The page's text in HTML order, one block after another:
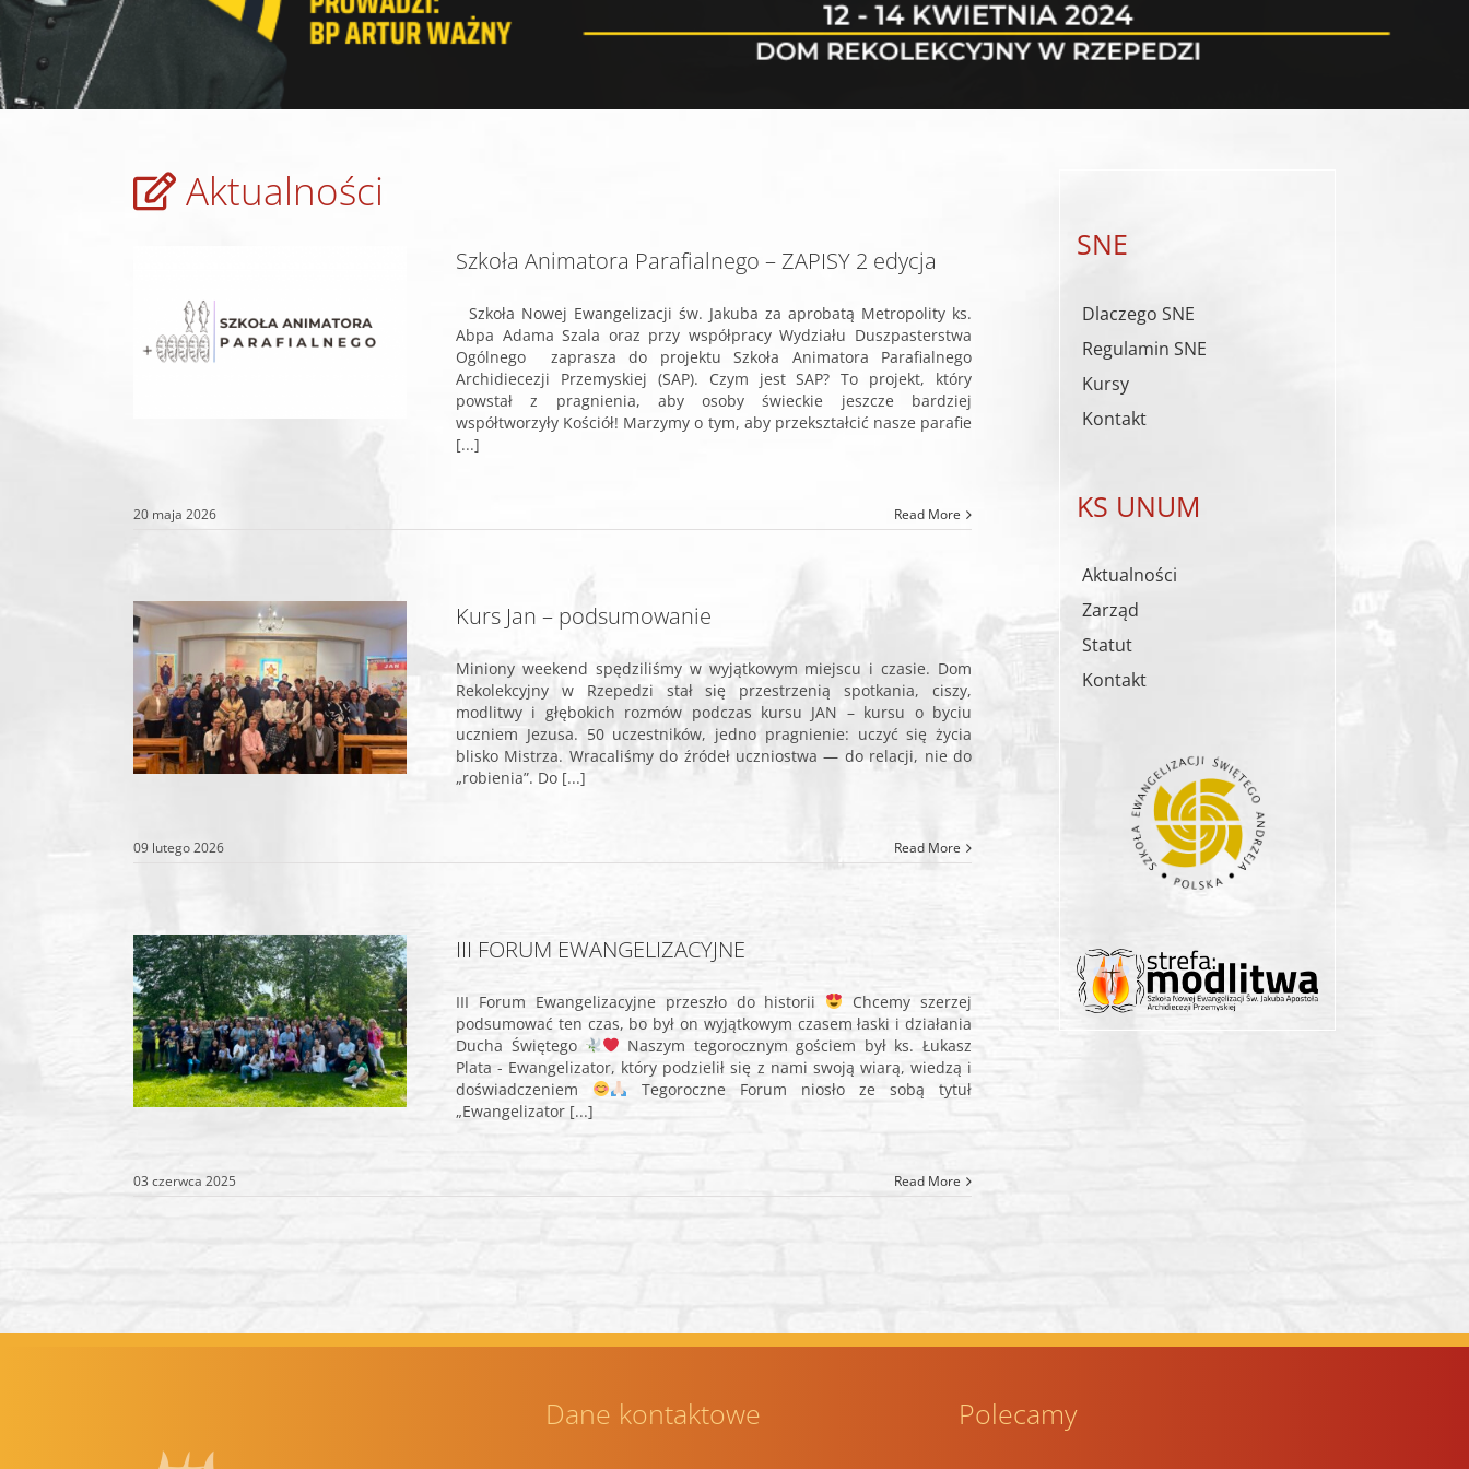
Aktualności
Szkoła Animatora Parafialnego – ZAPISY 2 edycja
Szkoła Nowej Ewangelizacji św. Jakuba za aprobatą Metropolity ks.
Abpa Adama Szala oraz przy współpracy Wydziału Duszpasterstwa
Ogólnego zaprasza do projektu Szkoła Animatora Parafialnego
Archidiecezji Przemyskiej (SAP). Czym jest SAP? To projekt, który
powstał z pragnienia, aby osoby świeckie jeszcze bardziej
współtworzyły Kościół! Marzymy o tym, aby przekształcić nasze parafie
[...]
20 maja 2026 Read More
Kurs Jan – podsumowanie
Miniony weekend spędziliśmy w wyjątkowym miejscu i czasie. Dom
Rekolekcyjny w Rzepedzi stał się przestrzenią spotkania, ciszy,
modlitwy i głębokich rozmów podczas kursu JAN – kursu o byciu
uczniem Jezusa. 50 uczestników, jedno pragnienie: uczyć się życia
blisko Mistrza. Wracaliśmy do źródeł uczniostwa — do relacji, nie do
„robienia”. Do [...]
09 lutego 2026 Read More
III FORUM EWANGELIZACYJNE
III Forum Ewangelizacyjne przeszło do historii
Chcemy szerzej
podsumować ten czas, bo był on wyjątkowym czasem łaski i działania
Ducha Świętego
Naszym tegorocznym gościem był ks. Łukasz
Plata - Ewangelizator, który podzielił się z nami swoją wiarą, wiedzą i
doświadczeniem
Tegoroczne Forum niosło ze sobą tytuł
„Ewangelizator [...]
03 czerwca 2025 Read More
SNE
Dlaczego SNE
Regulamin SNE
Kursy
Kontakt
KS UNUM
Aktualności
Zarząd
Statut
Kontakt
Dane kontaktowe Polecamy